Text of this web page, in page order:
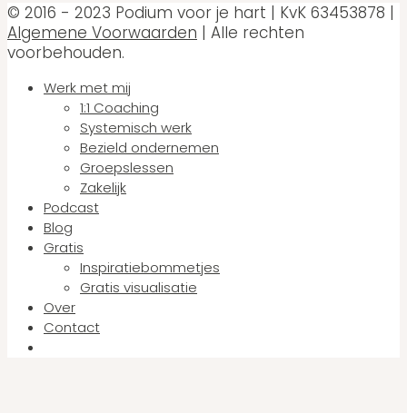
© 2016 - 2023 Podium voor je hart | KvK 63453878 |
Algemene Voorwaarden | Alle rechten
voorbehouden.
Werk met mij
1:1 Coaching
Systemisch werk
Bezield ondernemen
Groepslessen
Zakelijk
Podcast
Blog
Gratis
Inspiratiebommetjes
Gratis visualisatie
Over
Contact